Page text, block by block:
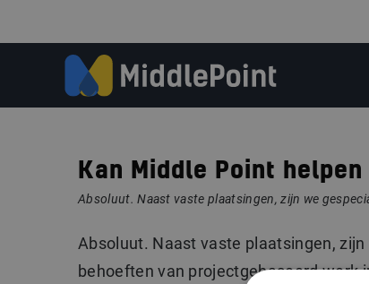
Kan Middle Point
Absoluut. Naast vaste plaatsingen, zijn we
Absoluut. Naast vaste plaatsingen,
behoeften van projectgebaseerd werk